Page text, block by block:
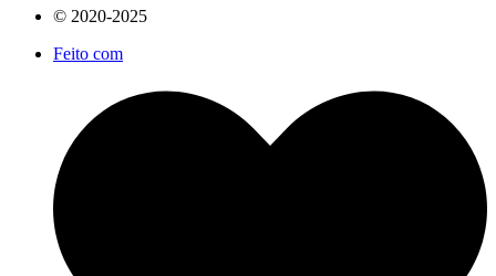
© 2020-2025
Feito com